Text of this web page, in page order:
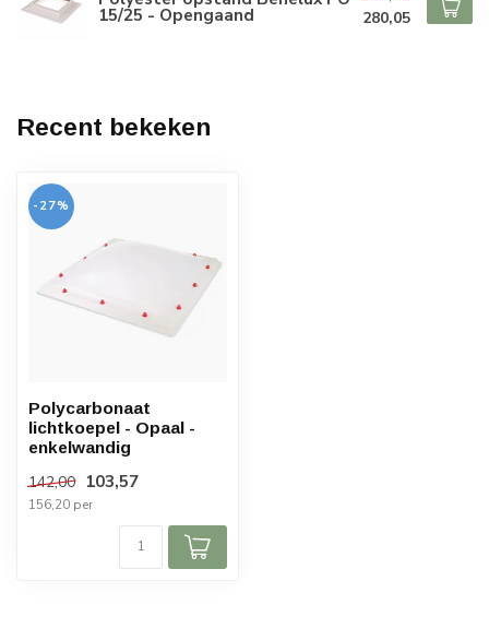
15/25 - Opengaand
280,05
Recent bekeken
-27%
Polycarbonaat
lichtkoepel - Opaal -
enkelwandig
142,00 103,57
156,20 per